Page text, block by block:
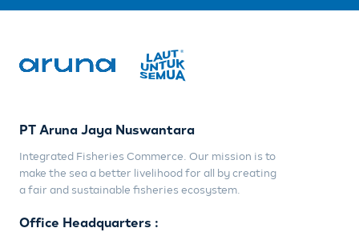
PT Aruna Jaya Nuswantara
Integrated Fisheries Commerce. Our mission is to
make the sea a better livelihood for all by creating
a fair and sustainable fisheries ecosystem.
Office Headquarters :